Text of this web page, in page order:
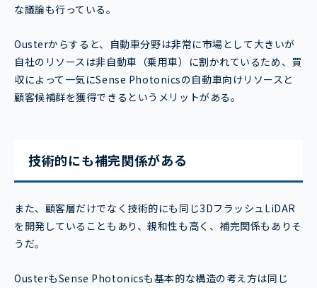
な議論も行っている。
Ousterからすると、自動車分野は非常に市場として大きいが
自社のリソースは非自動車（乗用車）に割かれているため、買
収によって一気にSense Photonicsの自動車向けリソースと
顧客候補群を獲得できるというメリットがある。
技術的にも補完関係がある
また、顧客層だけでなく技術的にも同じ3DフラッシュLiDAR
を開発していることもあり、親和性も高く、補完関係もありそ
うだ。
OusterもSense Photonicsも基本的な構造の考え方は同じ